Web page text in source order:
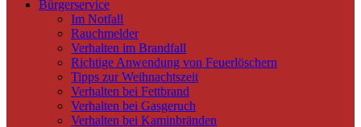
Bürgerservice
Im Notfall
Rauchmelder
Verhalten im Brandfall
Richtige Anwendung von Feuerlöschern
Tipps zur Weihnachtszeit
Verhalten bei Fettbrand
Verhalten bei Gasgeruch
Verhalten bei Kaminbränden